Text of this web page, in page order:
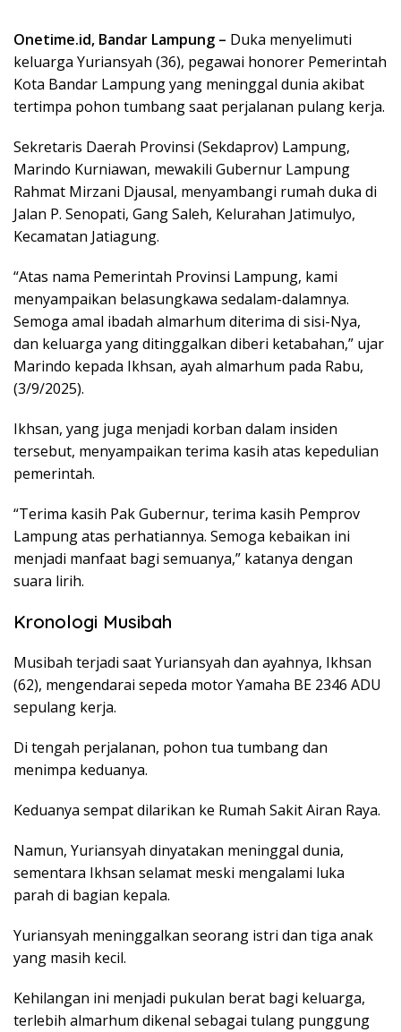
Onetime.id, Bandar Lampung – Duka menyelimuti
keluarga Yuriansyah (36), pegawai honorer Pemerintah
Kota Bandar Lampung yang meninggal dunia akibat
tertimpa pohon tumbang saat perjalanan pulang kerja.
Sekretaris Daerah Provinsi (Sekdaprov) Lampung,
Marindo Kurniawan, mewakili Gubernur Lampung
Rahmat Mirzani Djausal, menyambangi rumah duka di
Jalan P. Senopati, Gang Saleh, Kelurahan Jatimulyo,
Kecamatan Jatiagung.
“Atas nama Pemerintah Provinsi Lampung, kami
menyampaikan belasungkawa sedalam-dalamnya.
Semoga amal ibadah almarhum diterima di sisi-Nya,
dan keluarga yang ditinggalkan diberi ketabahan,” ujar
Marindo kepada Ikhsan, ayah almarhum pada Rabu,
(3/9/2025).
Ikhsan, yang juga menjadi korban dalam insiden
tersebut, menyampaikan terima kasih atas kepedulian
pemerintah.
“Terima kasih Pak Gubernur, terima kasih Pemprov
Lampung atas perhatiannya. Semoga kebaikan ini
menjadi manfaat bagi semuanya,” katanya dengan
suara lirih.
Kronologi Musibah
Musibah terjadi saat Yuriansyah dan ayahnya, Ikhsan
(62), mengendarai sepeda motor Yamaha BE 2346 ADU
sepulang kerja.
Di tengah perjalanan, pohon tua tumbang dan
menimpa keduanya.
Keduanya sempat dilarikan ke Rumah Sakit Airan Raya.
Namun, Yuriansyah dinyatakan meninggal dunia,
sementara Ikhsan selamat meski mengalami luka
parah di bagian kepala.
Yuriansyah meninggalkan seorang istri dan tiga anak
yang masih kecil.
Kehilangan ini menjadi pukulan berat bagi keluarga,
terlebih almarhum dikenal sebagai tulang punggung